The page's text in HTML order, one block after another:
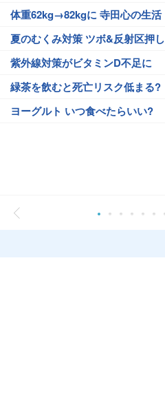
体重62kg→82kgに 寺田心の生活
夏のむくみ対策 ツボ&反射区押し
紫外線対策がビタミンD不足に
緑茶を飲むと死亡リスク低まる?
ヨーグルト いつ食べたらいい?